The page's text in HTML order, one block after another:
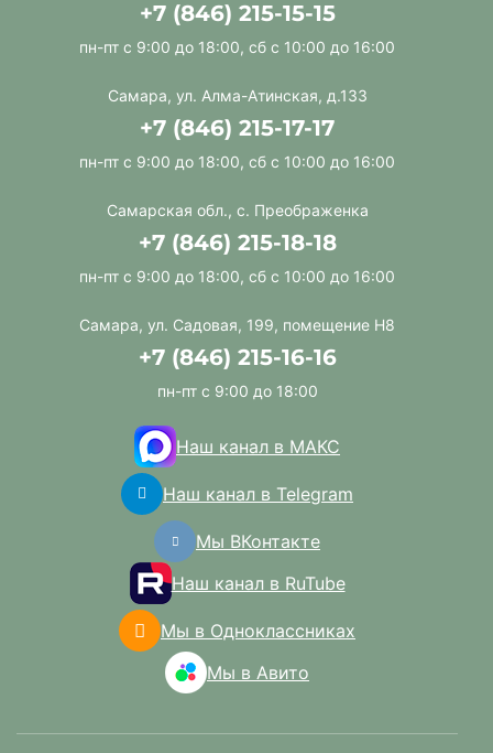
+7 (846) 215-15-15
пн-пт с 9:00 до 18:00, сб с 10:00 до 16:00
Самара, ул. Алма-Атинская, д.133
+7 (846) 215-17-17
пн-пт с 9:00 до 18:00, сб с 10:00 до 16:00
Самарская обл., с. Преображенка
+7 (846) 215-18-18
пн-пт с 9:00 до 18:00, сб с 10:00 до 16:00
Самара, ул. Садовая, 199, помещение Н8
+7 (846) 215-16-16
пн-пт с 9:00 до 18:00
Наш канал в МАКС
Наш канал в Telegram
Мы ВКонтакте
Наш канал в RuTube
Мы в Одноклассниках
Мы в Авито